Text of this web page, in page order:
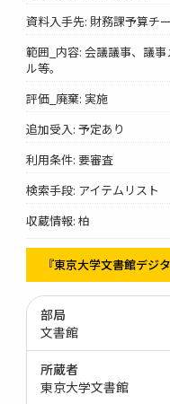
資料入手先: 財務課予算チ
範囲_内容: 会議議事、議
ル等。
評価_廃棄: 実施
追加受入: 予定あり
利用条件: 要審査
検索手段: アイテムリスト
収蔵情報: 柏
『東京大学文書館デジ
部局
文書館
所蔵者
東京大学文書館